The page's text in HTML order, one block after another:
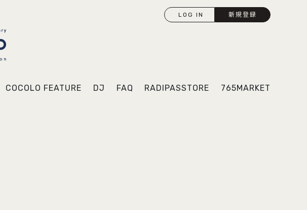
LOG IN 新規登録
COCOLO FEATURE DJ FAQ RADIPASSTORE 765MARKET